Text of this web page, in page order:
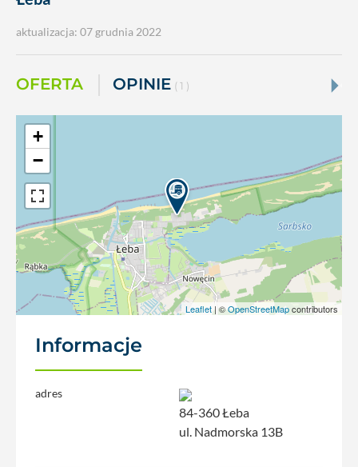
aktualizacja: 07 grudnia 2022
OFERTA OPINIE ( 1 )
+
−
Leaflet | ©OpenStreetMapcontributors
Informacje
adres
84-360 Łeba
ul. Nadmorska 13B